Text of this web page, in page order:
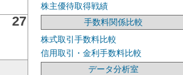
27
株主優待取得戦績
手数料関係比較
株式取引手数料比較
信用取引・金利手数料比較
データ分析室